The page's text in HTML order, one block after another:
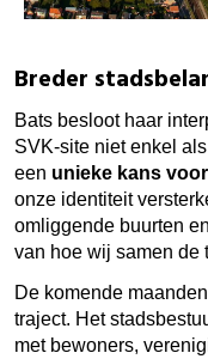
Breder
Bats besloot haar
SVK-site niet enkel
een unieke kans
onze identiteit
omliggende buurten
van hoe wij samen de
De komende
traject. Het
met bewoners,